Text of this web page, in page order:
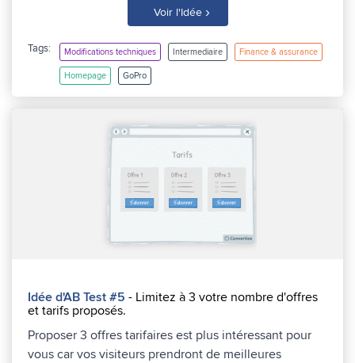
Voir l'Idée ›
Tags: Modifications techniques Intermediaire Finance & assurance
Homepage GoPro
Idée d'AB Test #5 - Limitez à 3 votre nombre d'offres
et tarifs proposés.
Proposer 3 offres tarifaires est plus intéressant pour
vous car vos visiteurs prendront de meilleures